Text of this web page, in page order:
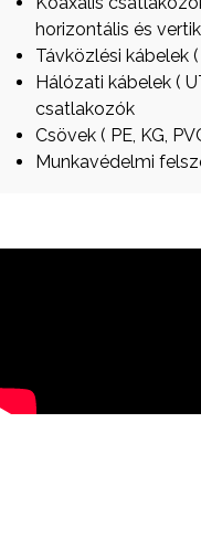
horizontális és
Távközlési kábelek
Hálózati kábelek (
csatlakozók
Csövek ( PE, KG,
Munkavédelmi